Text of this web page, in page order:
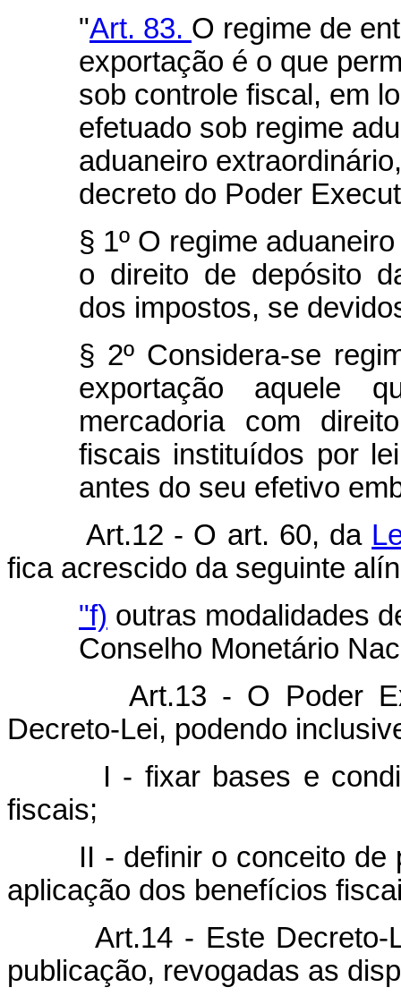
"Art. 83. O regime de
exportação é o que
sob controle fiscal, em
efetuado sob regime
aduaneiro
decreto do Poder
§ 1º O regime
o direito de depósito
dos impostos, se
§ 2º Considera-se
exportação aquele
mercadoria com
fiscais instituídos por
antes do seu efetivo
Art.12 - O art. 60, da
fica acrescido da seguinte
"f) outras modalidades
Conselho Monetário
Art.13 - O Poder
Decreto-Lei, podendo
I - fixar bases e
fiscais;
II - definir o conceito de
aplicação dos benefícios
Art.14 - Este
publicação, revogadas as